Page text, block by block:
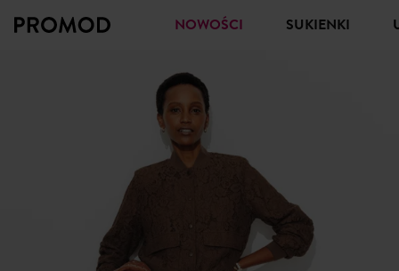
NOWOŚCI SUKIENKI